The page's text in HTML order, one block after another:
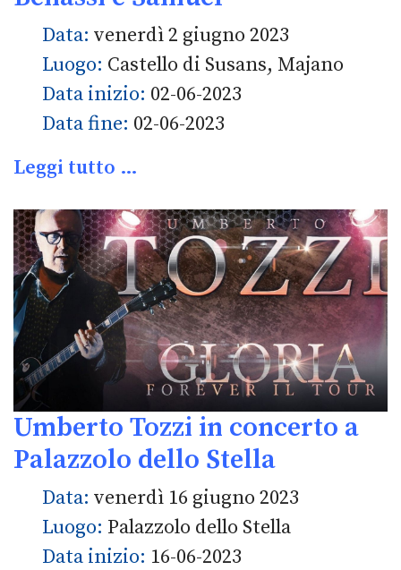
Data: venerdì 2 giugno 2023
Luogo: Castello di Susans, Majano
Data inizio: 02-06-2023
Data fine: 02-06-2023
Leggi tutto …
Umberto Tozzi in concerto a
Palazzolo dello Stella
Data: venerdì 16 giugno 2023
Luogo: Palazzolo dello Stella
Data inizio: 16-06-2023